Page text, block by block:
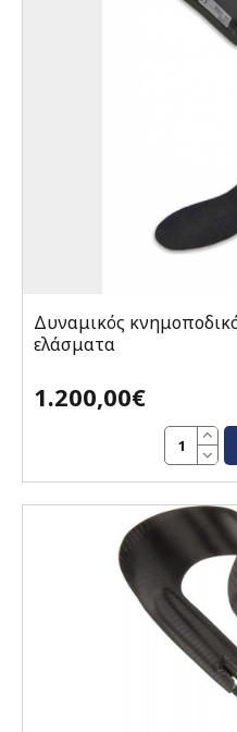
Δυναμικός
ελάσματα
1.200,00€